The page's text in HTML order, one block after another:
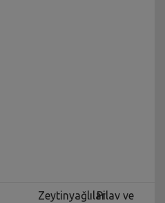
ZeytinyağlılarPilav ve